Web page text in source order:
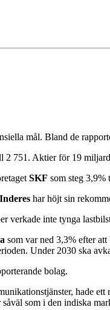
mål. Bland de
751. Aktier för 19
SKF som steg
Inderes har höjt sin
verkade inte tynga
som var ned 3,3% efter
Under 2030 ska
bolag.
hade
som i den indiska